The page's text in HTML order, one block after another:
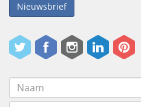
Nieuwsbrief